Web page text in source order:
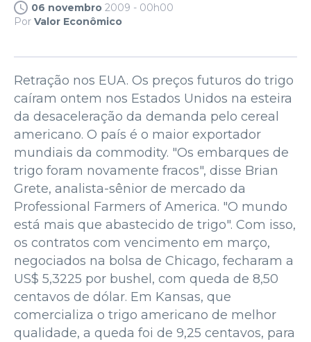
06 novembro 2009 - 00h00
Por Valor Econômico
Retração nos EUA. Os preços futuros do trigo
caíram ontem nos Estados Unidos na esteira
da desaceleração da demanda pelo cereal
americano. O país é o maior exportador
mundiais da commodity. "Os embarques de
trigo foram novamente fracos", disse Brian
Grete, analista-sênior de mercado da
Professional Farmers of America. "O mundo
está mais que abastecido de trigo". Com isso,
os contratos com vencimento em março,
negociados na bolsa de Chicago, fecharam a
US$ 5,3225 por bushel, com queda de 8,50
centavos de dólar. Em Kansas, que
comercializa o trigo americano de melhor
qualidade, a queda foi de 9,25 centavos, para